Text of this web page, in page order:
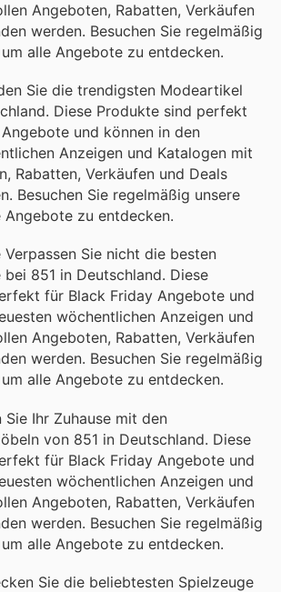
Angeboten, Rabatten, Verkäufen
werden. Besuchen Sie regelmäßig
alle Angebote zu entdecken.
Sie die trendigsten Modeartikel
Diese Produkte sind perfekt
und können in den
Anzeigen und Katalogen mit
Rabatten, Verkäufen und Deals
Besuchen Sie regelmäßig unsere
Angebote zu entdecken.
Sie nicht die besten
851 in Deutschland. Diese
für Black Friday Angebote und
wöchentlichen Anzeigen und
Angeboten, Rabatten, Verkäufen
werden. Besuchen Sie regelmäßig
alle Angebote zu entdecken.
Ihr Zuhause mit den
von 851 in Deutschland. Diese
für Black Friday Angebote und
wöchentlichen Anzeigen und
Angeboten, Rabatten, Verkäufen
werden. Besuchen Sie regelmäßig
alle Angebote zu entdecken.
Sie die beliebtesten Spielzeuge